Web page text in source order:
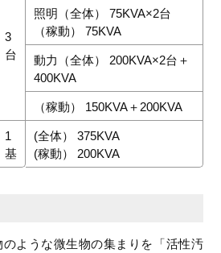
3
台
照明（全体） 75KVA×2台
（稼動） 75KVA
動力（全体） 200KVA×2台＋
400KVA
（稼動） 150KVA＋200KVA
1
基
(全体） 375KVA
(稼動） 200KVA
ような微生物の集まりを「活性汚